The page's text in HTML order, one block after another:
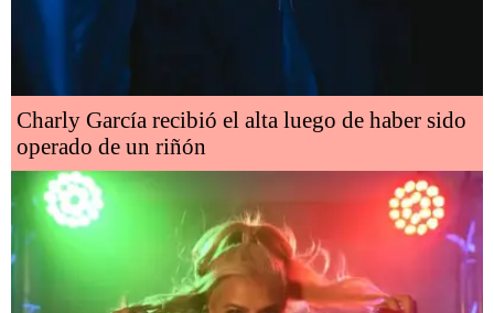
Charly García recibió el alta luego de haber sido
operado de un riñón